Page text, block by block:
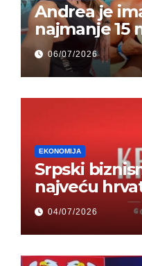
Andrea je
najmanje 15
odjednom –
rekao…“
06/07/2026
EKONOMIJA
Srpski
najveću
ponos zemlje
mogu da
04/07/2026